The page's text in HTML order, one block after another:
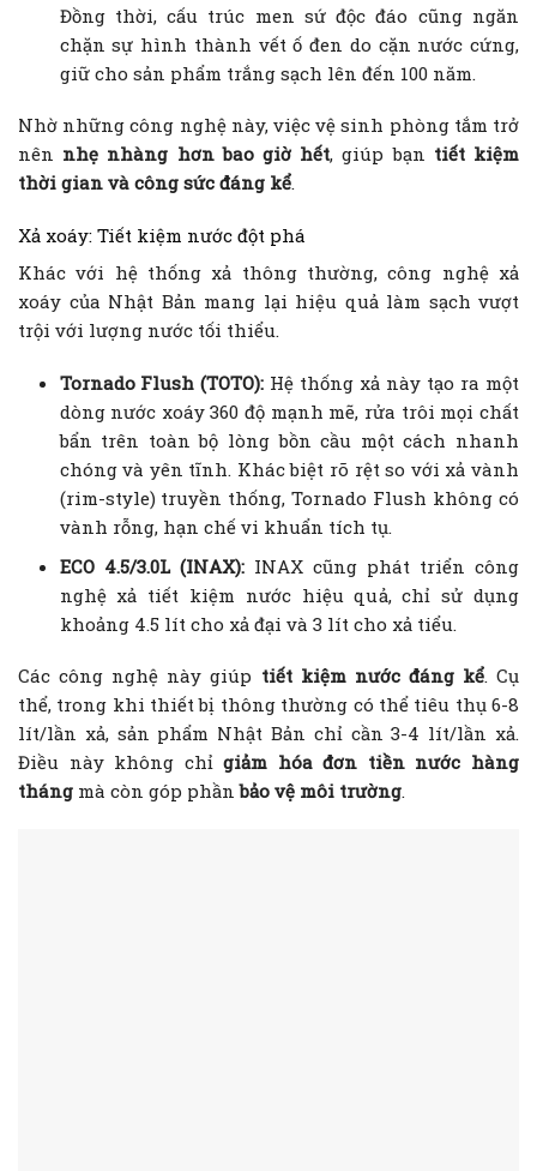
Đồng thời, cấu trúc men sứ độc đáo cũng ngăn
chặn sự hình thành vết ố đen do cặn nước cứng,
giữ cho sản phẩm trắng sạch lên đến 100 năm.
Nhờ những công nghệ này, việc vệ sinh phòng tắm trở
nên nhẹ nhàng hơn bao giờ hết, giúp bạn tiết kiệm
thời gian và công sức đáng kể.
Xả xoáy: Tiết kiệm nước đột phá
Khác với hệ thống xả thông thường, công nghệ xả
xoáy của Nhật Bản mang lại hiệu quả làm sạch vượt
trội với lượng nước tối thiểu.
Tornado Flush (TOTO): Hệ thống xả này tạo ra một
dòng nước xoáy 360 độ mạnh mẽ, rửa trôi mọi chất
bẩn trên toàn bộ lòng bồn cầu một cách nhanh
chóng và yên tĩnh. Khác biệt rõ rệt so với xả vành
(rim-style) truyền thống, Tornado Flush không có
vành rỗng, hạn chế vi khuẩn tích tụ.
ECO 4.5/3.0L (INAX):INAX cũng phát triển công
nghệ xả tiết kiệm nước hiệu quả, chỉ sử dụng
khoảng 4.5 lít cho xả đại và 3 lít cho xả tiểu.
Các công nghệ này giúp tiết kiệm nước đáng kể. Cụ
thể, trong khi thiết bị thông thường có thể tiêu thụ 6-8
lít/lần xả, sản phẩm Nhật Bản chỉ cần 3-4 lít/lần xả.
Điều này không chỉgiảm hóa đơn tiền nước hàng
tháng mà còn góp phầnbảo vệ môi trường.